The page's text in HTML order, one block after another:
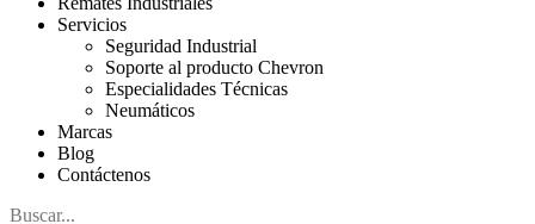
Servicios
Seguridad Industrial
Soporte al producto Chevron
Especialidades Técnicas
Neumáticos
Marcas
Blog
Contáctenos